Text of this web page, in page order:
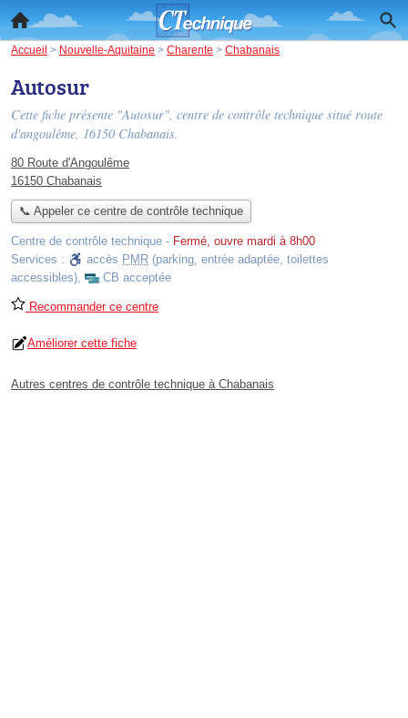
Accueil > Nouvelle-Aquitaine > Charente > Chabanais
Autosur
Cette fiche présente "Autosur", centre de contrôle technique situé route
d'angoulême, 16150 Chabanais.
80 Route d'Angoulême
16150 Chabanais
📞 Appeler ce centre de contrôle technique
Centre de contrôle technique - Fermé, ouvre mardi à 8h00
Services :
accès PMR (parking, entrée adaptée, toilettes
accessibles), CB acceptée
Recommander ce centre
Améliorer cette fiche
Autres centres de contrôle technique à Chabanais